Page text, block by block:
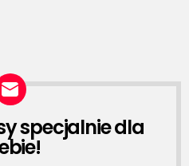
specjalnie dla